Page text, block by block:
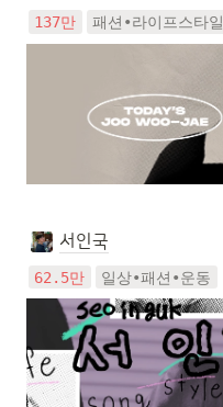
137만 패션•라이프스타일
서인국
62.5만 일상•패션•운동